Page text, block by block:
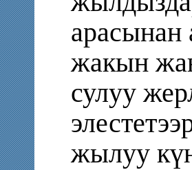
арасынан
жакын
сулуу
жылуу